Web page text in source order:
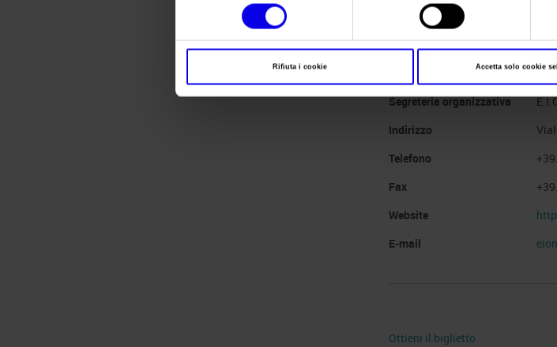
Rifiuta i cookie Accetta solo cookie
Website
E-mail
Segreteria organizzativa
Indirizzo
Telefono
Fax
Website
E-mail
Ottieni il biglietto